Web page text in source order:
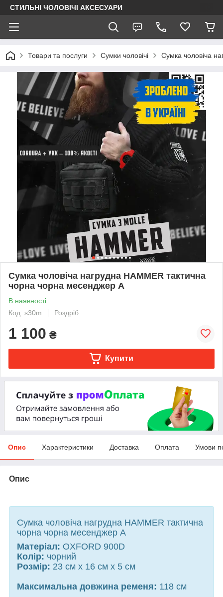
СТИЛЬНІ ЧОЛОВІЧІ АКСЕСУАРИ
Товари та послуги Сумки чоловічі Сумка чоловіча
Сумка чоловіча нагрудна HAMMER тактична
чорна чорна месенджер А
В наявності
Код: s30m
Роздріб
1 100 ₴
Купити
Опис Характеристики Доставка Оплата Умови
Опис
Сумка чоловіча нагрудна HAMMER тактична
чорна чорна месенджер А
Матеріал: OXFORD 900D
Колір: чорний
Розмір: 23 см х 16 см х 5 см
Максимальна довжина ременя: 118 см